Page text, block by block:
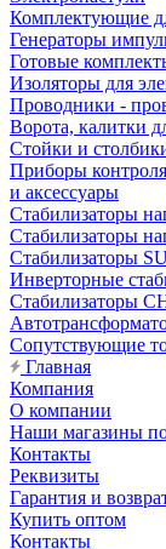
Комплектующие
Генераторы
Готовые
Изоляторы для
Проводники -
Ворота, калитки
Стойки и
Приборы
и аксессуары
Стабилизаторы
Стабилизаторы
Стабилизаторы
Инверторные
Стабилизаторы
Сопутствующие
Главная
Компания
О компании
Наши магазины
Контакты
Реквизиты
Гарантия и
Купить оптом
Контакты